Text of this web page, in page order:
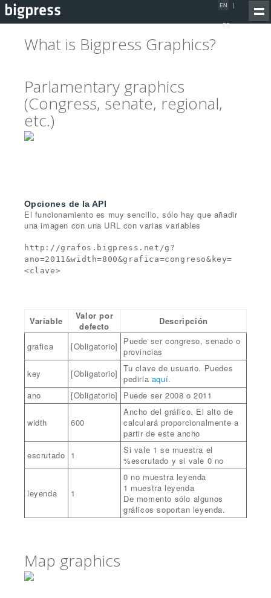
EN |
ES
What is Bigpress Graphics?
Parlamentary graphics
(Congress, senate, regional,
etc.)
Opciones de la API
El funcionamiento es muy sencillo, sólo hay que añadir
una imagen con una URL con varias variables
http://grafos.bigpress.net/g?
ano=2011&width=800&grafica=congreso&key=
<clave>
Variable
Valor por
defecto
Descripción
grafica [Obligatorio]
Puede ser congreso, senado o
provincias
key
[Obligatorio] Tu clave de usuario. Puedes
pedirla aquí.
ano
[Obligatorio] Puede ser 2008 o 2011
width 600
Ancho del gráfico. El alto de
calculará proporcionalmente a
partir de este ancho
escrutado 1
Si vale 1 se muestra el
%escrutado y si vale 0 no
leyenda 1
0 no muestra leyenda
1 muestra leyenda
De momento sólo algunos
gráficos soportan leyenda.
Map graphics